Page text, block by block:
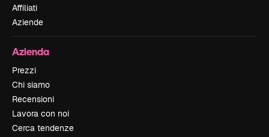
Affiliati
Aziende
Azienda
Prezzi
Chi siamo
Recensioni
Lavora con noi
Cerca tendenze